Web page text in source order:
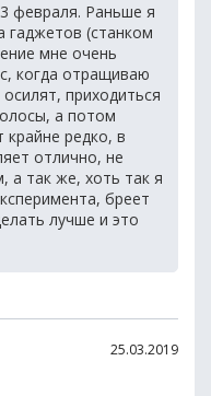
февраля. Раньше я
гаджетов (станком
мне очень
когда отращиваю
приходиться
а потом
редко, в
отлично, не
а так же, хоть так я
бреет
лучше и это
25.03.2019